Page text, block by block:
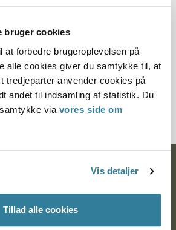
bruger cookies
at forbedre brugeroplevelsen på
alle cookies giver du samtykke til, at
tredjeparter anvender cookies på
andet til indsamling af statistik. Du
via vores side om
Vis detaljer
Tillad alle cookies